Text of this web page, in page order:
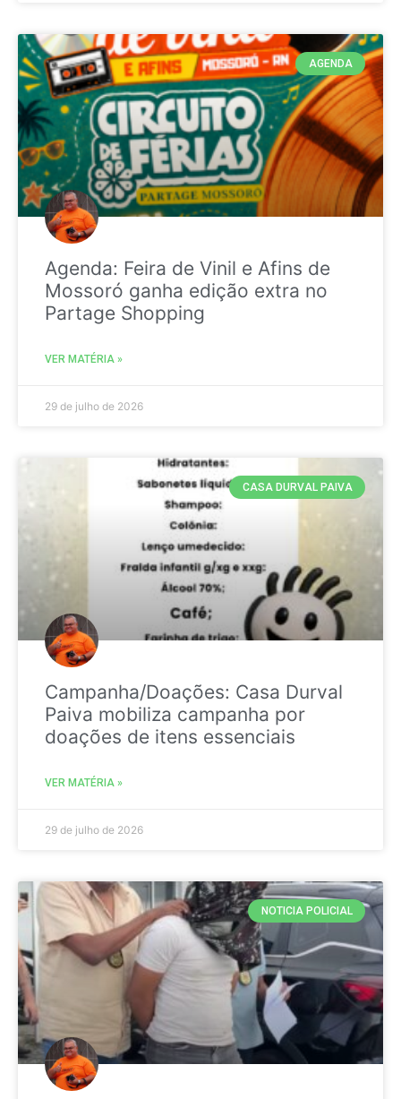
AGENDA
Agenda: Feira de Vinil e Afins de
Mossoró ganha edição extra no
Partage Shopping
VER MATÉRIA »
29 de julho de 2026
CASA DURVAL PAIVA
Campanha/Doações: Casa Durval
Paiva mobiliza campanha por
doações de itens essenciais
VER MATÉRIA »
29 de julho de 2026
NOTICIA POLICIAL